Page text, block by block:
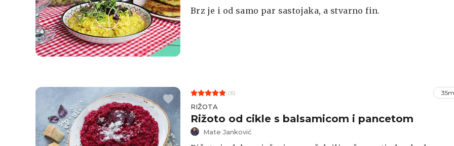
Brz je i od samo par sastojaka, a stvarno fin.
(6)
RIŽOTA
Rižoto od cikle s balsamicom i pancetom
Mate Janković